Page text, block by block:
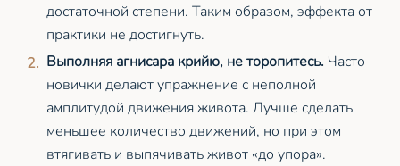
достаточной степени. Таким образом, эффекта от
практики не достигнуть.
Выполняя агнисара крийю, не торопитесь. Часто
новички делают упражнение с неполной
амплитудой движения живота. Лучше сделать
меньшее количество движений, но при этом
втягивать и выпячивать живот «до упора».